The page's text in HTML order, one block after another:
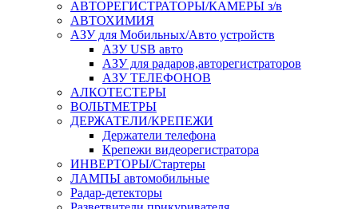
АВТОРЕГИСТРАТОРЫ/КАМЕРЫ з/в
АВТОХИМИЯ
АЗУ для Мобильных/Авто устройств
АЗУ USB авто
АЗУ для радаров,авторегистраторов
АЗУ ТЕЛЕФОНОВ
АЛКОТЕСТЕРЫ
ВОЛЬТМЕТРЫ
ДЕРЖАТЕЛИ/КРЕПЕЖИ
Держатели телефона
Крепежи видеорегистратора
ИНВЕРТОРЫ/Стартеры
ЛАМПЫ автомобильные
Радар-детекторы